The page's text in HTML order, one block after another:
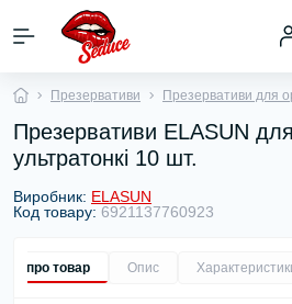
Презервативи Презервативи для
Презервативи ELASUN
ультратонкі 10 шт.
Виробник: ELASUN
Код товару: 6921137760923
про товар Опис